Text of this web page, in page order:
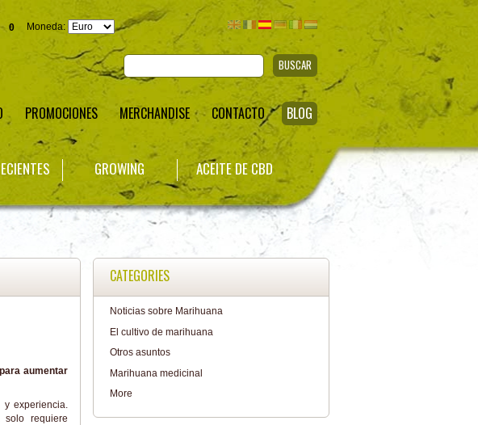
0 Moneda:
BUSCAR
PROMOCIONES MERCHANDISE CONTACTO BLOG
GROWING ACEITE DE CBD
aumentar
y experiencia.
solo requiere
CATEGORIES
Noticias sobre Marihuana
El cultivo de marihuana
Otros asuntos
Marihuana medicinal
More